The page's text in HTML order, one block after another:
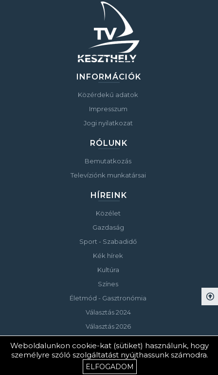
INFORMÁCIÓK
Közérdekű adatok
Impresszum
Jogi nyilatkozat
RÓLUNK
Bemutatkozás
Televíziónk munkatársai
HÍREINK
Közélet
Gazdaság
Sport - Szabadidő
Kék hírek
Kultúra
Színes
Életmód - Gasztronómia
Választás 2024
Választás 2026
© Copyright 2023 Keszthelyi Televízió
Weboldalunkon cookie-kat (sütiket) használunk, hogy
személyre szóló szolgáltatást nyújthassunk számodra.
ELFOGADOM